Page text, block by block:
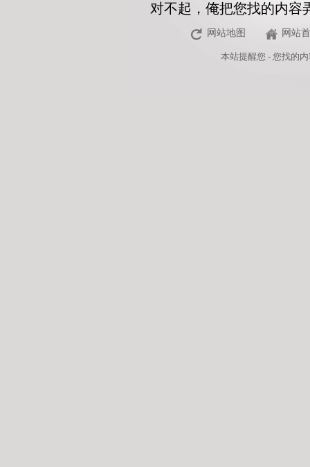
对不起，俺把您找的内容
网站地图 网站
本站提醒您 - 您找的